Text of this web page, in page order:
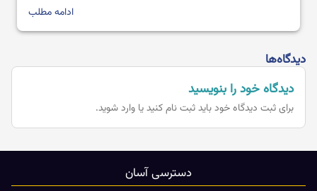
ادامه مطلب
دیدگاه‌ها
دیدگاه خود را بنویسید
برای ثبت دیدگاه خود بایدثبت نام کنید یا وارد شوید.
دسترسی آسان